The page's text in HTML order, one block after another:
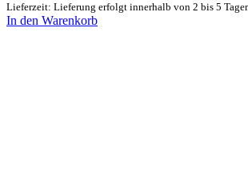
Lieferzeit: Lieferung erfolgt innerhalb von 2 bis 5
In den Warenkorb